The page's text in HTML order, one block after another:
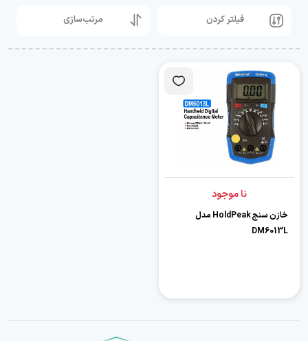
فیلتر کردن مرتب‌سازی
نا موجود
خازن سنج HoldPeak مدل
DM6013L